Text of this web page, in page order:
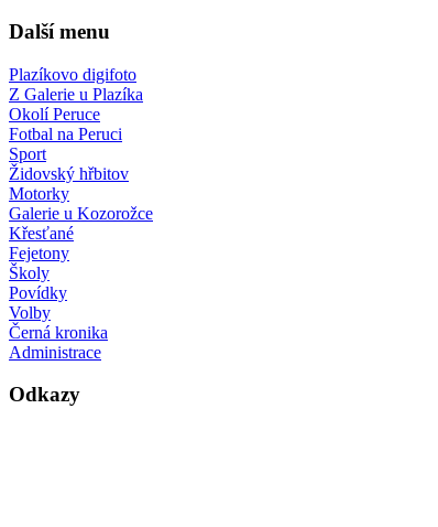
Další menu
Plazíkovo digifoto
Z Galerie u Plazíka
Okolí Peruce
Fotbal na Peruci
Sport
Židovský hřbitov
Motorky
Galerie u Kozorožce
Křesťané
Fejetony
Školy
Povídky
Volby
Černá kronika
Administrace
Odkazy